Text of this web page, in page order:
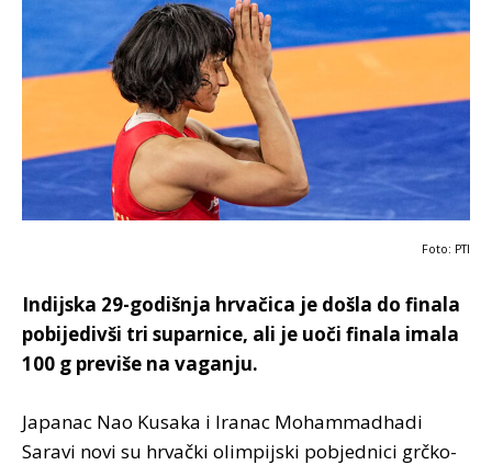
Foto: PTI
Indijska 29-godišnja hrvačica je došla do finala
pobijedivši tri suparnice, ali je uoči finala imala
100 g previše na vaganju.
Japanac Nao Kusaka i Iranac Mohammadhadi
Saravi novi su hrvački olimpijski pobjednici grčko-